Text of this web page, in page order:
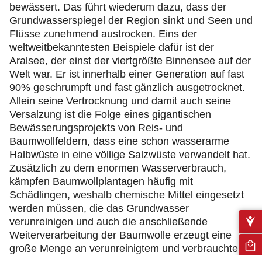
bewässert. Das führt wiederum dazu, dass der
Grundwasserspiegel der Region sinkt und Seen und
Flüsse zunehmend austrocken. Eins der
weltweitbekanntesten Beispiele dafür ist der
Aralsee, der einst der viertgrößte Binnensee auf der
Welt war. Er ist innerhalb einer Generation auf fast
90% geschrumpft und fast gänzlich ausgetrocknet.
Allein seine Vertrocknung und damit auch seine
Versalzung ist die Folge eines gigantischen
Bewässerungsprojekts von Reis- und
Baumwollfeldern, dass eine schon wasserarme
Halbwüste in eine völlige Salzwüste verwandelt hat.
Zusätzlich zu dem enormen Wasserverbrauch,
kämpfen Baumwollplantagen häufig mit
Schädlingen, weshalb chemische Mittel eingesetzt
werden müssen, die das Grundwasser
verunreinigen und auch die anschließende
Weiterverarbeitung der Baumwolle erzeugt eine
große Menge an verunreinigtem und verbrauchtem